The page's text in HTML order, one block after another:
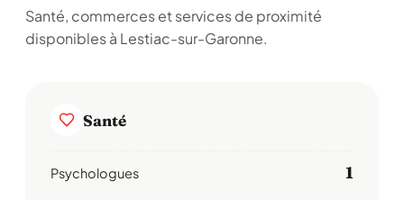
Santé, commerces et services de proximité
disponibles à Lestiac-sur-Garonne.
Santé
Psychologues 1